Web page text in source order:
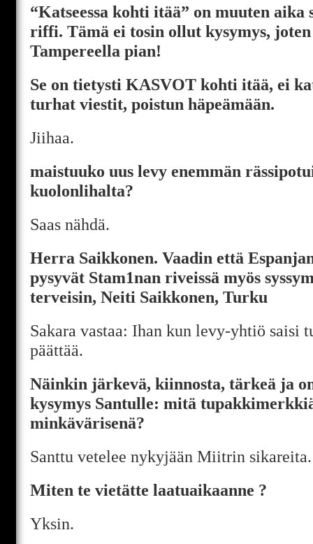
“Katseessa kohti itää” on muuten aika
riffi. Tämä ei tosin ollut kysymys,
Tampereella pian!
Se on tietysti KASVOT kohti itää, ei
turhat viestit, poistun häpeämään.
Jiihaa.
maistuuko uus levy enemmän
kuolonlihalta?
Saas nähdä.
Herra Saikkonen. Vaadin että
pysyvät Stam1nan riveissä myös
terveisin, Neiti Saikkonen, Turku
Sakara vastaa: Ihan kun levy-yhtiö saisi
päättää.
Näinkin järkevä, kiinnosta, tärkeä ja
kysymys Santulle: mitä
minkävärisenä?
Santtu vetelee nykyjään Miitrin sikareita.
Miten te vietätte laatuaikaanne ?
Yksin.